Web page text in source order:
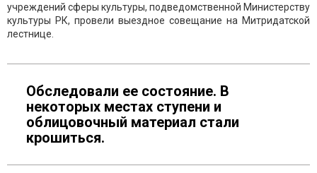
учреждений сферы культуры, подведомственной Министерству
культуры РК, провели выездное совещание на Митридатской
лестнице.
Обследовали ее состояние. В
некоторых местах ступени и
облицовочный материал стали
крошиться.